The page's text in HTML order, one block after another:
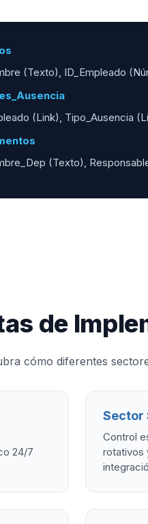
(Texto), ID_Empleado
(Link), Tipo_Ausencia
(Texto),
de
cómo diferentes
24/7
Sector
Control
rotativos